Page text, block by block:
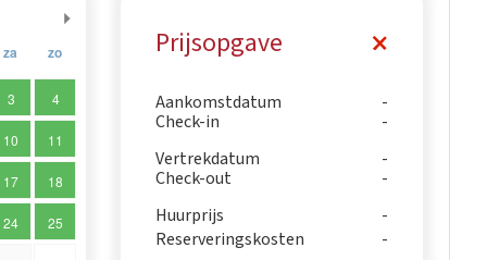
za zo
3 4
10 11
17 18
24 25
Prijsopgave
Aankomstdatum
Check-in
Vertrekdatum
Check-out
Huurprijs
Reserveringskosten